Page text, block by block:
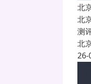
北
北
测
北
26-